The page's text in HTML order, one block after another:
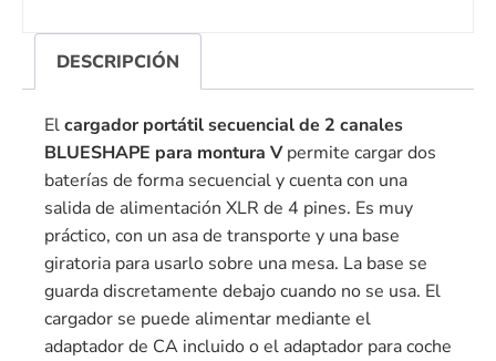
DESCRIPCIÓN
Elcargador portátil secuencial de 2 canales
BLUESHAPE para montura Vpermite cargar dos
baterías de forma secuencial y cuenta con una
salida de alimentación XLR de 4 pines. Es muy
práctico, con un asa de transporte y una base
giratoria para usarlo sobre una mesa. La base se
guarda discretamente debajo cuando no se usa. El
cargador se puede alimentar mediante el
adaptador de CA incluido o el adaptador para coche